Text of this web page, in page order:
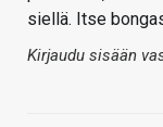
siellä. Itse
Kirjaudu sisään